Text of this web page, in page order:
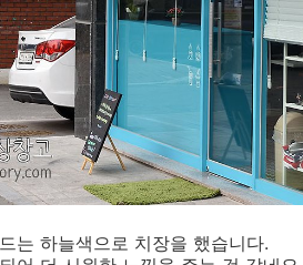
는 하늘색으로 치장을 했습니다.